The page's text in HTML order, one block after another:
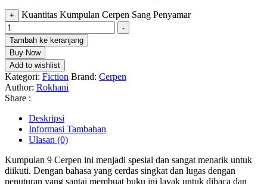
+ Kuantitas Kumpulan Cerpen Sang Penyamar
-
Tambah ke keranjang
Buy Now
Add to wishlist
Kategori: Fiction Brand: Cerpen
Author: Rokhani
Share :
Deskripsi
Informasi Tambahan
Ulasan (0)
Kumpulan 9 Cerpen ini menjadi spesial dan sangat menarik untuk
diikuti. Dengan bahasa yang cerdas singkat dan lugas dengan
penuturan yang santai membuat buku ini layak untuk dibaca dan